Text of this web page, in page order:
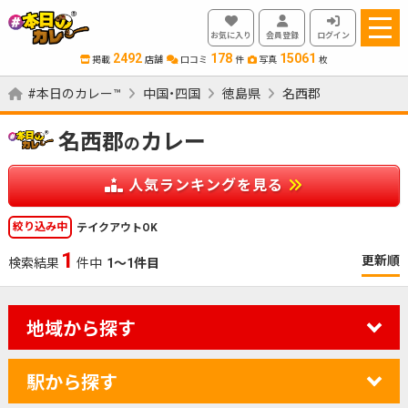
お気に入り 会員登録 ログイン
掲載 2492 店舗 口コミ 178 件 写真 15061 枚
#本日のカレー™ 中国・四国 徳島県 名西郡
名西郡のカレー
人気ランキングを見る
絞り込み中 テイクアウトOK
検索結果 1 件中 1～1件目 更新順
地域から探す
駅から探す